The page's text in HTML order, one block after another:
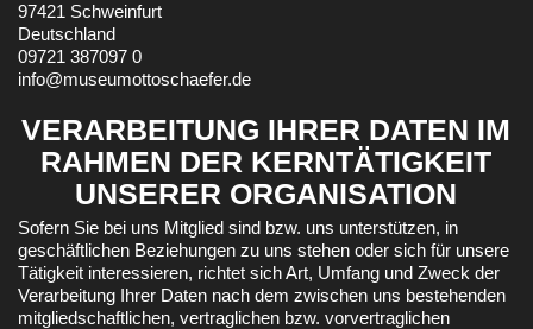
97421 Schweinfurt
Deutschland
09721 387097 0
info@museumottoschaefer.de
VERARBEITUNG IHRER DATEN IM
RAHMEN DER KERNTÄTIGKEIT
UNSERER ORGANISATION
Sofern Sie bei uns Mitglied sind bzw. uns unterstützen, in
geschäftlichen Beziehungen zu uns stehen oder sich für unsere
Tätigkeit interessieren, richtet sich Art, Umfang und Zweck der
Verarbeitung Ihrer Daten nach dem zwischen uns bestehenden
mitgliedschaftlichen, vertraglichen bzw. vorvertraglichen